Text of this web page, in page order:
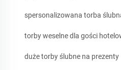
spersonalizowana torba
torby weselne dla gości
duże torby ślubne na prezenty